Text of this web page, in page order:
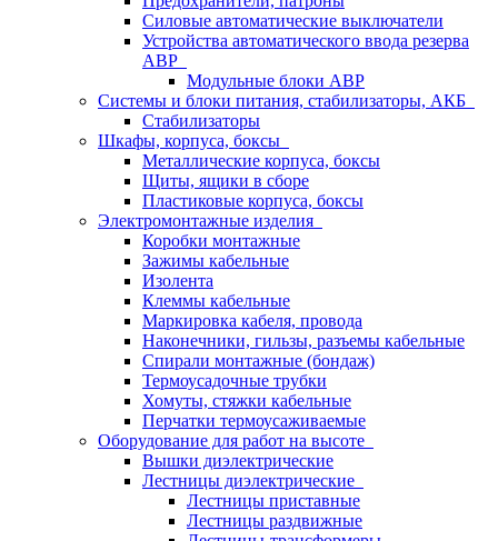
Силовые автоматические выключатели
Устройства автоматического ввода резерва
АВР
Модульные блоки АВР
Системы и блоки питания, стабилизаторы, АКБ
Стабилизаторы
Шкафы, корпуса, боксы
Металлические корпуса, боксы
Щиты, ящики в сборе
Пластиковые корпуса, боксы
Электромонтажные изделия
Коробки монтажные
Зажимы кабельные
Изолента
Клеммы кабельные
Маркировка кабеля, провода
Наконечники, гильзы, разъемы кабельные
Спирали монтажные (бондаж)
Термоусадочные трубки
Хомуты, стяжки кабельные
Перчатки термоусаживаемые
Оборудование для работ на высоте
Вышки диэлектрические
Лестницы диэлектрические
Лестницы приставные
Лестницы раздвижные